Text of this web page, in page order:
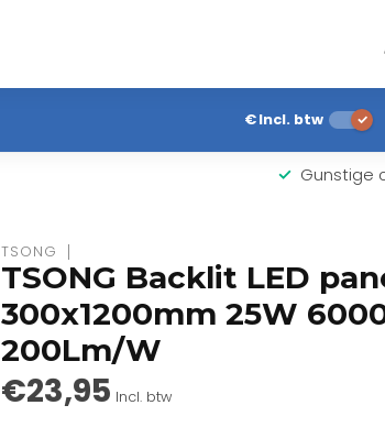
€Incl. btw
Gunstige
TSONG
TSONG Backlit LED
300x1200mm 25W
200Lm/W
€23,95 Incl. btw